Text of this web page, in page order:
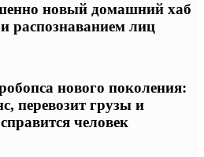
новый домашний хаб
распознаванием лиц
нового поколения:
перевозит грузы и
человек